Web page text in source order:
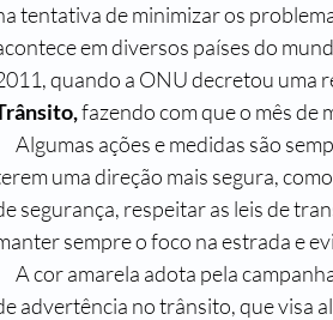
tentativa de minimizar os
em diversos países do
quando a ONU decretou uma
fazendo com que o mês de
uma direção mais segura,
segurança, respeitar as leis de
sempre o foco na estrada e
advertência no trânsito, que visa